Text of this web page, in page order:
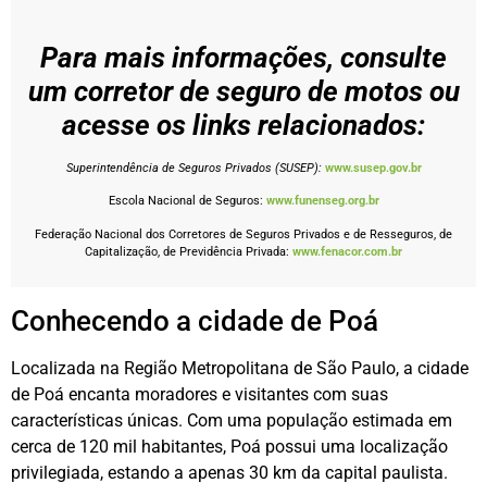
Para mais informações, consulte
um corretor de seguro de motos ou
acesse os links relacionados:
Superintendência de Seguros Privados (SUSEP): www.susep.gov.br
Escola Nacional de Seguros: www.funenseg.org.br
Federação Nacional dos Corretores de Seguros Privados e de Resseguros, de
Capitalização, de Previdência Privada: www.fenacor.com.br
Conhecendo a cidade de Poá
Localizada na Região Metropolitana de São Paulo, a cidade
de Poá encanta moradores e visitantes com suas
características únicas. Com uma população estimada em
cerca de 120 mil habitantes, Poá possui uma localização
privilegiada, estando a apenas 30 km da capital paulista.